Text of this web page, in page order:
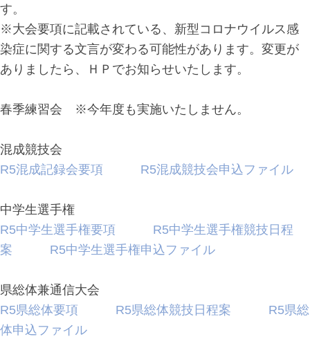
す。
※大会要項に記載されている、新型コロナウイルス感
染症に関する文言が変わる可能性があります。変更が
ありましたら、ＨＰでお知らせいたします。
春季練習会 ※今年度も実施いたしません。
混成競技会
R5混成記録会要項
R5混成競技会申込ファイル
中学生選手権
R5中学生選手権要項
R5中学生選手権競技日程
案
R5中学生選手権申込ファイル
県総体兼通信大会
R5県総体要項
R5県総体競技日程案
R5県総
体申込ファイル